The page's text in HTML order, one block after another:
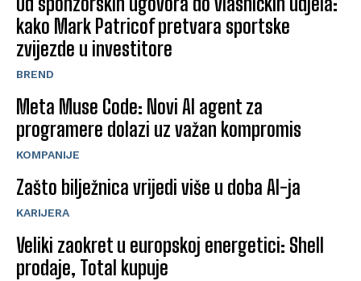
kako Mark Patricof pretvara sportske
zvijezde u investitore
BREND
Meta Muse Code: Novi AI agent za
programere dolazi uz važan kompromis
KOMPANIJE
Zašto bilježnica vrijedi više u doba AI-ja
KARIJERA
Veliki zaokret u europskoj energetici: Shell
prodaje, Total kupuje